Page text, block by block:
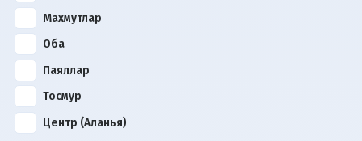
Махмутлар
Оба
Паяллар
Тосмур
Центр (Аланья)